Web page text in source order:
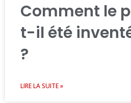
Comment le
t-il été
?
LIRE LA SUITE »